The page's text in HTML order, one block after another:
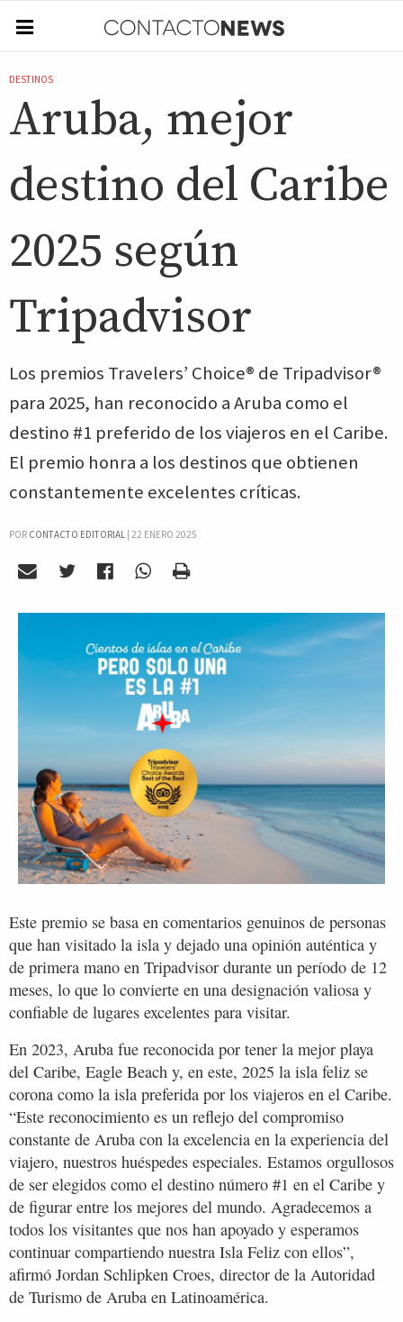
DESTINOS
Aruba, mejor
destino del Caribe
2025 según
Tripadvisor
Los premios Travelers’ Choice® de Tripadvisor®
para 2025, han reconocido a Aruba como el
destino #1 preferido de los viajeros en el Caribe.
El premio honra a los destinos que obtienen
constantemente excelentes críticas.
POR CONTACTO EDITORIAL| 22 ENERO 2025
Este premio se basa en comentarios genuinos de personas
que han visitado la isla y dejado una opinión auténtica y
de primera mano en Tripadvisor durante un período de 12
meses, lo que lo convierte en una designación valiosa y
confiable de lugares excelentes para visitar.
En 2023, Aruba fue reconocida por tener la mejor playa
del Caribe, Eagle Beach y, en este, 2025 la isla feliz se
corona como la isla preferida por los viajeros en el Caribe.
“Este reconocimiento es un reflejo del compromiso
constante de Aruba con la excelencia en la experiencia del
viajero, nuestros huéspedes especiales. Estamos orgullosos
de ser elegidos como el destino número #1 en el Caribe y
de figurar entre los mejores del mundo. Agradecemos a
todos los visitantes que nos han apoyado y esperamos
continuar compartiendo nuestra Isla Feliz con ellos”,
afirmó Jordan Schlipken Croes, director de la Autoridad
de Turismo de Aruba en Latinoamérica.